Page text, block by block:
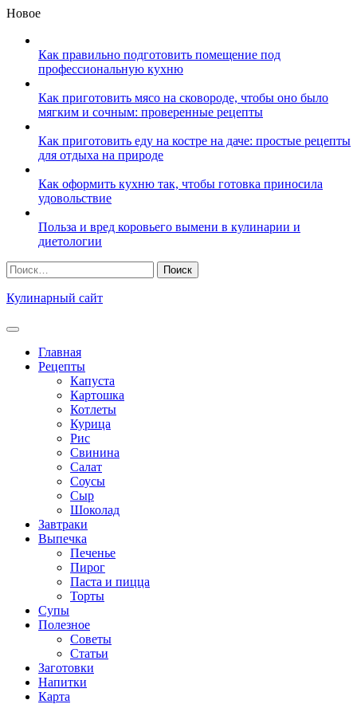
Перейти
содержимому
Новое
Как правильно подготовить помещение под
профессиональную кухню
Как приготовить мясо на сковороде, чтобы оно было
мягким и сочным: проверенные рецепты
Как приготовить еду на костре на даче: простые рецепты
для отдыха на природе
Как оформить кухню так, чтобы готовка приносила
удовольствие
Польза и вред коровьего вымени в кулинарии и
диетологии
Найти:
Кулинарный сайт
Главная
Рецепты
Капуста
Картошка
Котлеты
Курица
Рис
Свинина
Салат
Соусы
Сыр
Шоколад
Завтраки
Выпечка
Печенье
Пирог
Паста и пицца
Торты
Супы
Полезное
Советы
Статьи
Заготовки
Напитки
Карта